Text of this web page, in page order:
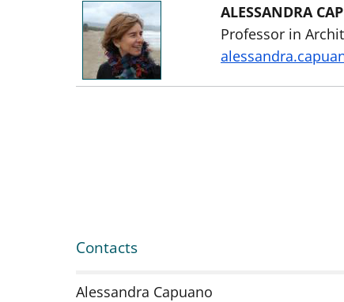
ALESSANDRA
Professor in
Contacts
Alessandra Capuano